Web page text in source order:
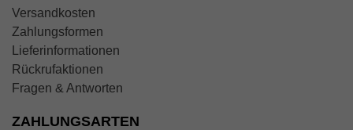
Versandkosten
Zahlungsformen
Lieferinformationen
Rückrufaktionen
Fragen & Antworten
ZAHLUNGSARTEN